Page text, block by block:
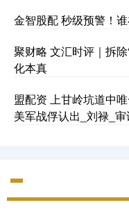
金智股配 秒级预警！
聚财略 文汇时评｜拆
化本真
盟配资 上甘岭坑道中
美军战俘认出_刘禄_审